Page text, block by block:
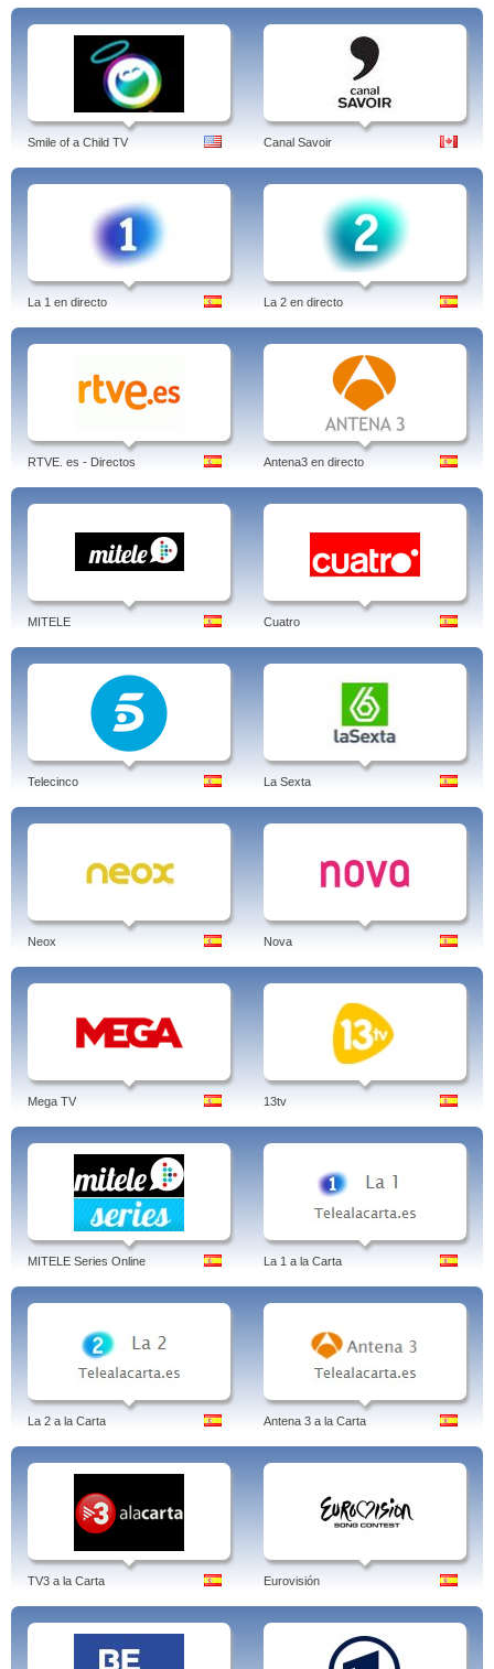
Smile of a Child TV Canal Savoir
La 1 en directo La 2 en directo
RTVE. es - Directos Antena3 en directo
MITELE Cuatro
Telecinco La Sexta
Neox Nova
Mega TV 13tv
MITELE Series Online La 1 a la Carta
La 2 a la Carta Antena 3 a la Carta
TV3 a la Carta Eurovisión